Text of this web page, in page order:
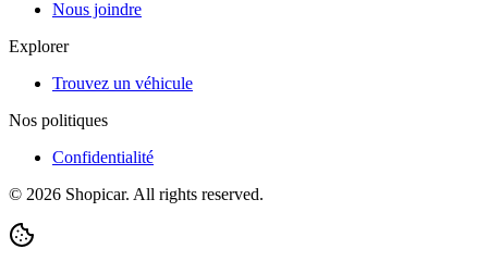
Nous joindre
Explorer
Trouvez un véhicule
Nos politiques
Confidentialité
© 2026 Shopicar. All rights reserved.